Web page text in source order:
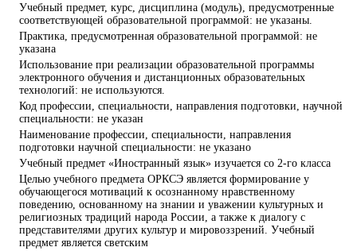
Учебный предмет, курс, дисциплина (модуль), предусмотренные
соответствующей образовательной программой: не указаны.
Практика, предусмотренная образовательной программой: не
указана
Использование при реализации образовательной программы
электронного обучения и дистанционных образовательных
технологий: не используются.
Код профессии, специальности, направления подготовки, научной
специальности: не указан
Наименование профессии, специальности, направления
подготовки научной специальности: не указано
Учебный предмет «Иностранный язык» изучается со 2-го класса
Целью учебного предмета ОРКСЭ является формирование у
обучающегося мотиваций к осознанному нравственному
поведению, основанному на знании и уважении культурных и
религиозных традиций народа России, а также к диалогу с
представителями других культур и мировоззрений. Учебный
предмет является светским